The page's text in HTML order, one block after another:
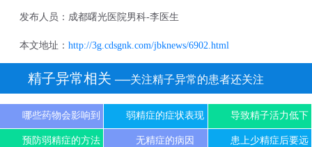
发布人员：成都曙光医院男科-李医生
本文地址： http://3g.cdsgnk.com/jbknews/6902.html
精子异常相关 ──关注精子异常的患者还关注
哪些药物会影响到 弱精症的症状表现 导致精子活力低下
预防弱精症的方法 无精症的病因 患上少精症后要远